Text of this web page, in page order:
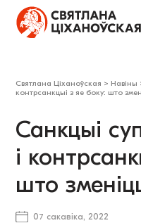
Святлана Ціханоўская > Навіны
контрсанкцыі з яе боку: што
Санкцыі
і
што
07 сакавіка, 2022